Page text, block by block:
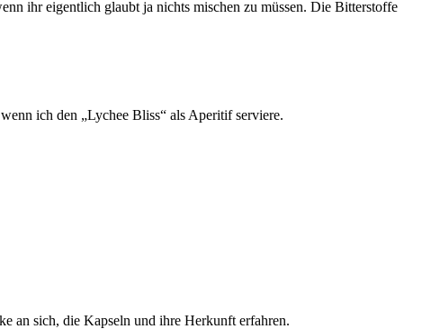
ihr eigentlich glaubt ja nichts mischen zu müssen. Die Bitterstoffe
ich den „Lychee Bliss“ als Aperitif serviere.
an sich, die Kapseln und ihre Herkunft erfahren.